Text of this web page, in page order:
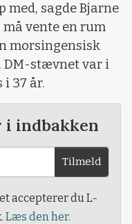
med, sagde Bjarne
vente en rum
morsingensisk
DM-stævnet var i
i 37 år.
i indbakken
Tilmeld
accepterer du L-
Læs den her.